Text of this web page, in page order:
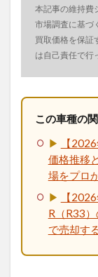
本記事の維持費
市場調査に基づ
買取価格を保証
は自己責任で行
この車種の
▶
【
価格推移
場をプロ
▶
【
R（R33
で売却す